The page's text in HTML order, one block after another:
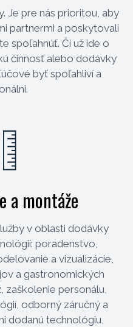
Je pre nás prioritou, aby
partnermi a poskytovali
spoľahnúť. Či už ide o
činnosť alebo dodávky
byť spoľahliví a
a montáže
v oblasti dodávky
poradenstvo,
a vizualizácie,
a gastronomických
zaškolenie personálu,
odborný záručný a
dodanú technológiu,